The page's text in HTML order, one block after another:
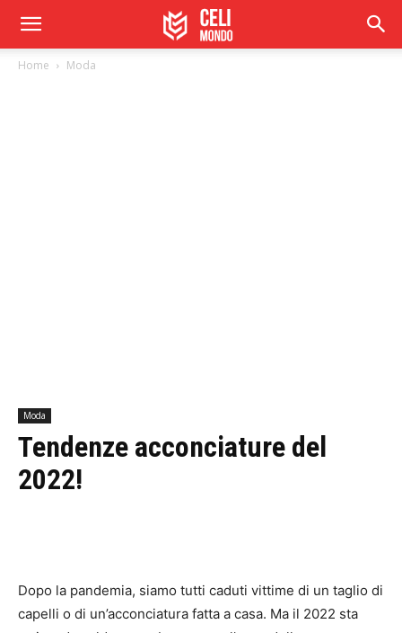
Home Moda
Moda
Tendenze acconciature del
2022!
Dopo la pandemia, siamo tutti caduti vittime di un taglio di
capelli o di un’acconciatura fatta a casa. Ma il 2022 sta